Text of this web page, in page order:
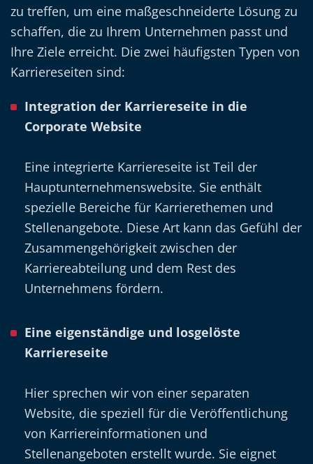
zu treffen, um eine maßgeschneiderte Lösung zu
schaffen, die zu Ihrem Unternehmen passt und
Ihre Ziele erreicht. Die zwei häufigsten Typen von
Karriereseiten sind:
Integration der Karriereseite in die
Corporate Website
Eine integrierte Karriereseite ist Teil der
Hauptunternehmenswebsite. Sie enthält
spezielle Bereiche für Karrierethemen und
Stellenangebote. Diese Art kann das Gefühl der
Zusammengehörigkeit zwischen der
Karriereabteilung und dem Rest des
Unternehmens fördern.
Eine eigenständige und losgelöste
Karriereseite
Hier sprechen wir von einer separaten
Website, die speziell für die Veröffentlichung
von Karriereinformationen und
Stellenangeboten erstellt wurde. Sie eignet